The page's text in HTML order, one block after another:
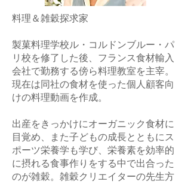
料理＆雑穀探求家
製菓料理学校ル・コルドンブルー・パ
リ校を修了した後、フランス食材輸入
会社で勤務する傍ら料理教室を主宰。
現在は同社の食材を使った個人顧客向
けの料理動画を作成。
出産をきっかけにオーガニック食材に
目覚め、また子どもの成長とともにス
ポーツ栄養学も学び、栄養素を効率的
に摂れる食事作りをする中で出合った
のが雑穀。雑穀クリエイターの先生方